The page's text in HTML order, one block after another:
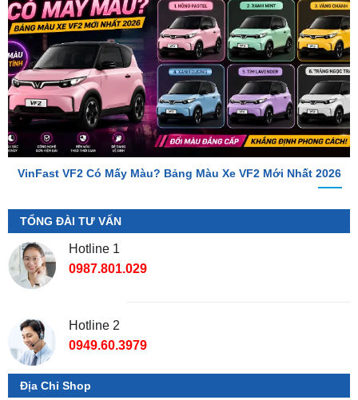
VinFast VF2 Có Mấy Màu? Bảng Màu Xe VF2 Mới Nhất 2026
TỔNG ĐÀI TƯ VẤN
Hotline 1
0987.801.029
Địa Chỉ Shop
📌 Chi Nhánh Hồ Chí Minh: 277-279 Đường số 9A, KDC
Trung Sơn, Bình Chánh, Tp.HCM